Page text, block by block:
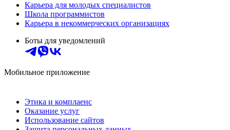
Карьера для молодых специалистов
Школа программистов
Карьера в некоммерческих организациях
Боты для уведомлений
Мобильное приложение
Этика и комплаенс
Оказание услуг
Использование сайтов